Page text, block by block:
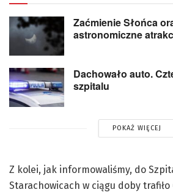
Zaćmienie Słońca
astronomiczne
Dachowało auto.
szpitalu
POKAŻ WIĘCEJ
Z kolei, jak informowaliśmy, do
Starachowicach w ciągu doby